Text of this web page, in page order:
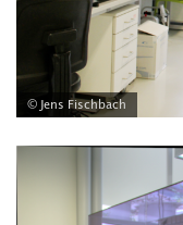
© Jens Fischbach